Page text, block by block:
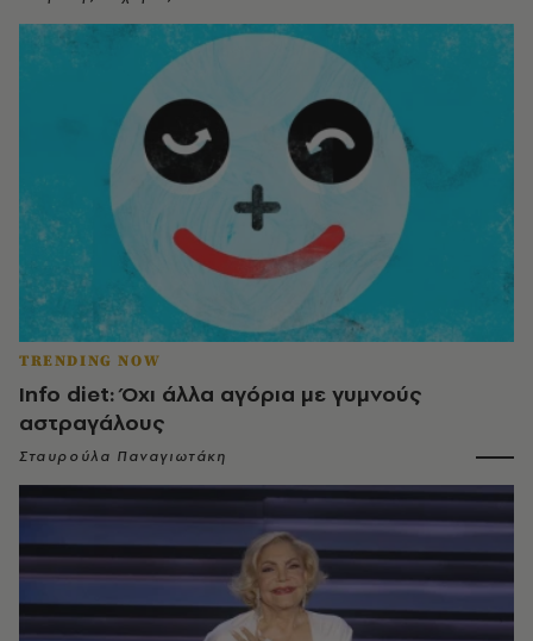
TRENDING NOW
Info diet: Όχι άλλα αγόρια με γυμνούς
αστραγάλους
Σταυρούλα Παναγιωτάκη